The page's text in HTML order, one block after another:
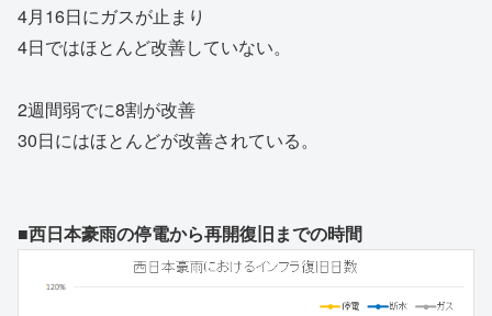
4月16日にガスが止まり
4日ではほとんど改善していない。
2週間弱でに8割が改善
30日にはほとんどが改善されている。
■西日本豪雨の停電から再開復旧までの時間